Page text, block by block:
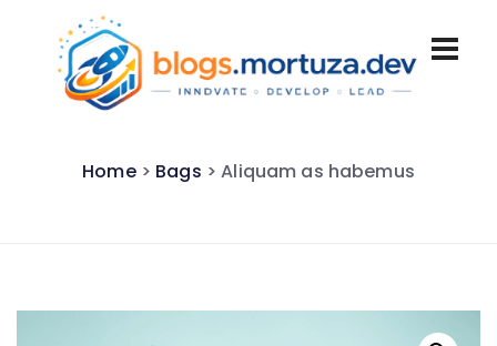
Home> Bags > Aliquam as habemus